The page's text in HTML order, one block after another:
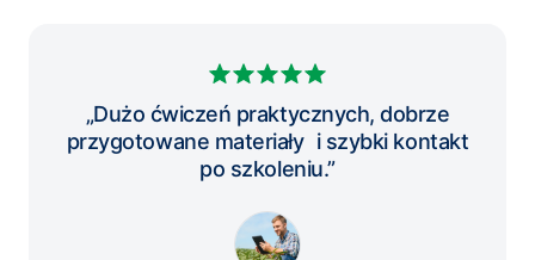
„Dużo ćwiczeń praktycznych, dobrze
przygotowane materiały i szybki kontakt
po szkoleniu.”